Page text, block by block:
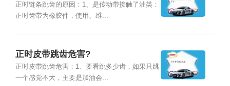
正时链条跳齿的原因：1、是传动带接触了油类：
正时齿带为橡胶件，使用、维...
正时皮带跳齿危害?
正时皮带跳齿危害：1、要看跳多少齿，如果只跳
一个感觉不大，主要是加油会...